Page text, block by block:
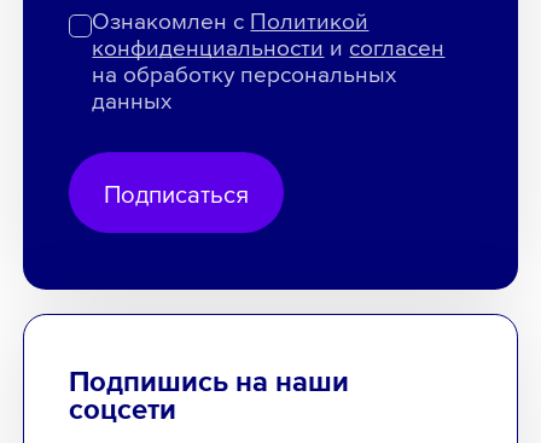
Ознакомлен с Политикой
конфиденциальности и согласен
на обработку персональных
данных
Подписаться
Подпишись на наши
соцсети